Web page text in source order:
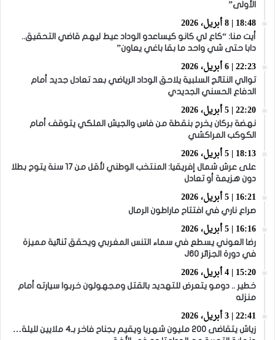
الأولى”
18:48 | 8 أبريل، 2026
أيت منا: “كاع لي كانو كيساعدو الوداد عيط ليهم قاضي التحقيق..
دابا حتى شي واحد ما بقا باغي يعاون”
22:23 | 6 أبريل، 2026
توالي النتائج السلبية يلاحق الوداد الرياضي بعد تعادل جديد أمام
الدفاع الحسني الجديدي
22:20 | 5 أبريل، 2026
نهضة بركان يخرج بنقطة من فاس والجيش الملكي يتوقف أمام
الكوكب المراكشي
18:13 | 5 أبريل، 2026
على عرش شمال إفريقيا: المنتخب الوطني لأقل من 17 سنة يتوج بطلا
دون هزيمة أو تعادل
16:21 | 5 أبريل، 2026
صراع ناري في افتتاح ماراطون الرمال
16:16 | 5 أبريل، 2026
رضا العوني يسطع في سماء التنس المغربي ويحقق ثنائية مميزة
في دورة الجزائر J60
15:20 | 4 أبريل، 2026
خطير .. دومو يتعرض للتهديد بالقتل ومجهولون خربوا سيارته أمام
منزله
22:41 | 3 أبريل، 2026
زياش يتقاضى 200 مليون شهريا ويقيم بجناح فاخر بـ4 ملايين لليلة…